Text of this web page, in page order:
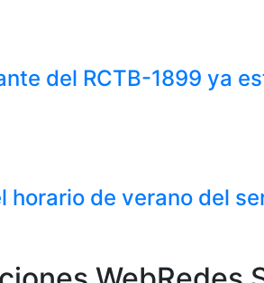
del RCTB-1899 ya
horario de verano del